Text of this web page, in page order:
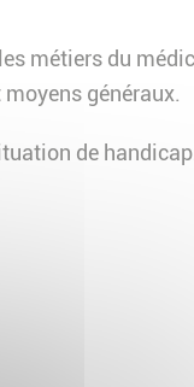
métiers du
généraux.
de